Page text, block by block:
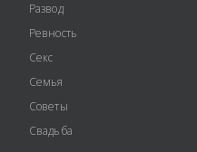
Развод
Ревность
Секс
Семья
Советы
Свадьба